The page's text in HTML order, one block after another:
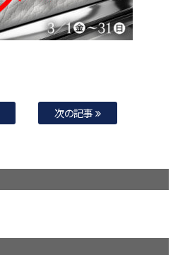
次の記事